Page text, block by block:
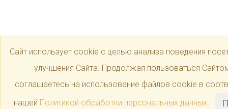
Сайт использует cookie с целью анализа поведения
улучшения Сайта. Продолжая пользоваться
соглашаетесь на использование файлов cookie в
нашей Политикой обработки персональных данных